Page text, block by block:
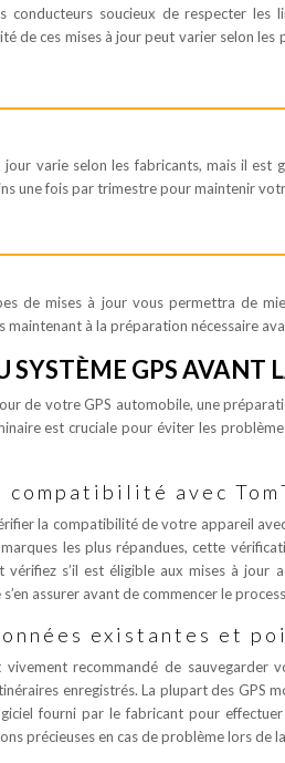
conducteurs soucieux de respecter
de ces mises à jour peut varier selon
jour varie selon les fabricants, mais il
une fois par trimestre pour maintenir
de mises à jour vous permettra de
à la préparation nécessaire
SYSTÈME GPS AVANT
de votre GPS automobile, une
est cruciale pour éviter les
avec
la compatibilité de votre appareil
les plus répandues, cette
s’il est éligible aux mises à jour
s’en assurer avant de commencer le
existantes et
recommandé de sauvegarder
enregistrés. La plupart des GPS
fourni par le fabricant pour
précieuses en cas de problème lors de